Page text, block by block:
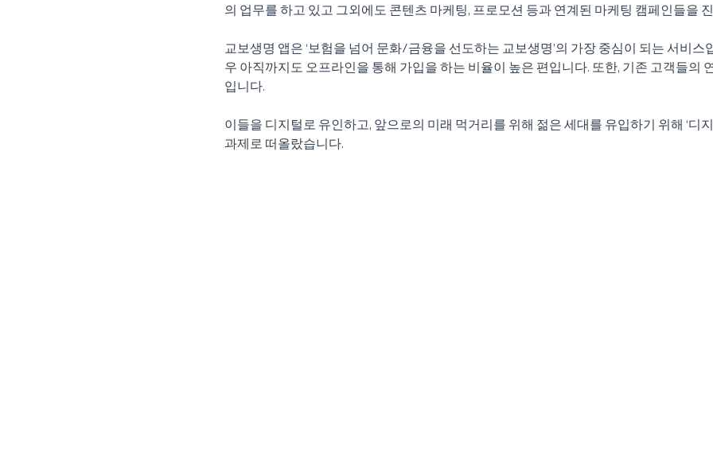
의 업무를 하고 있고 그외에도 콘텐츠 마케팅, 프로모션 등과 연계된 마케팅 캠페인들을
교보생명 앱은 ‘보험을 넘어 문화/금융을 선도하는 교보생명’의 가장 중심이 되는 서비스
우 아직까지도 오프라인을 통해 가입을 하는 비율이 높은 편입니다. 또한, 기존 고객들의
입니다.
이들을 디지털로 유인하고, 앞으로의 미래 먹거리를 위해 젊은 세대를 유입하기 위해 ‘디
과제로 떠올랐습니다.